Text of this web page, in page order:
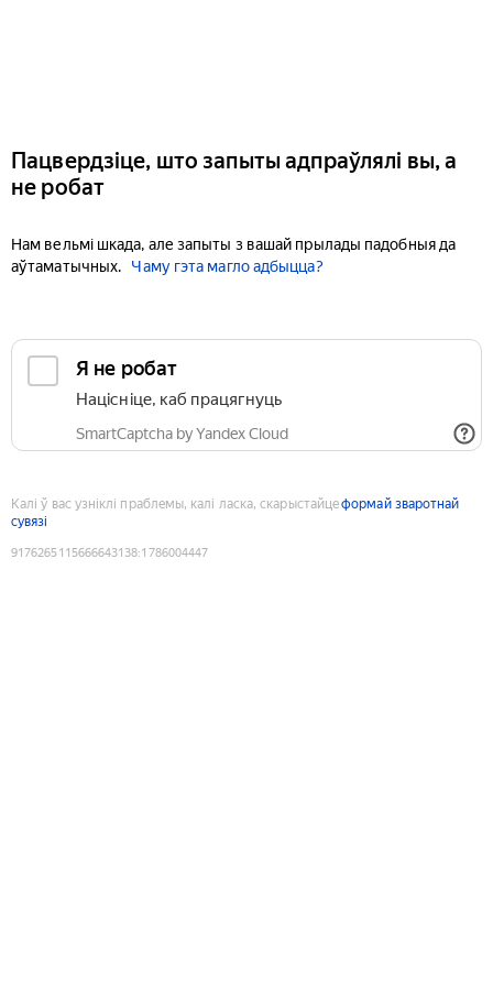
Пацвердзіце, што запыты адпраўлялі вы, а
не робат
Нам вельмі шкада, але запыты з вашай прылады падобныя да
аўтаматычных.
Чаму гэта магло адбыцца?
Я не робат
Націсніце, каб працягнуць
SmartCaptcha by Yandex Cloud
Калі ў вас узніклі праблемы, калі ласка, скарыстайцеформай зваротнай
сувязі
9176265115666643138:1786004447